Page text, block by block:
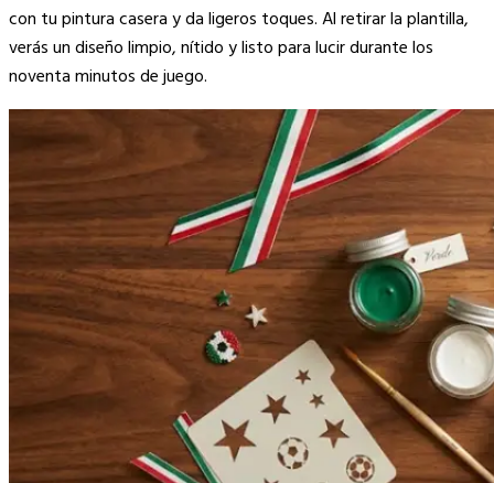
con tu pintura casera y da ligeros toques. Al retirar la plantilla,
verás un diseño limpio, nítido y listo para lucir durante los
noventa minutos de juego.